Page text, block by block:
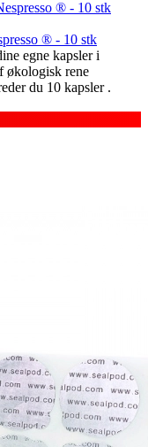
® - 10 stk
egne kapsler i
økologisk rene
du 10 kapsler .